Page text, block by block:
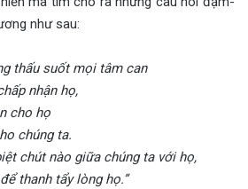
như sau:
thấu suốt mọi tâm can
nhận họ,
cho họ
chúng ta.
chút nào giữa chúng ta với họ,
thanh tẩy lòng họ.”